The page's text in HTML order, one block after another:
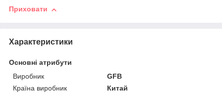
Приховати
Характеристики
Основні атрибути
Виробник
GFB
Країна виробник
Китай